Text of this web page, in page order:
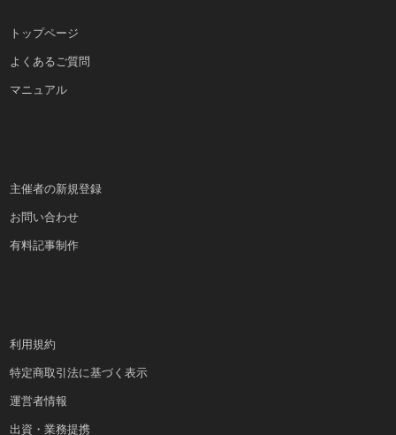
トップページ
よくあるご質問
マニュアル
主催者の新規登録
お問い合わせ
有料記事制作
利用規約
特定商取引法に基づく表示
運営者情報
出資・業務提携